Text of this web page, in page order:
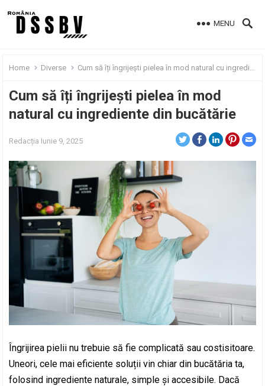
MENU
Home Diverse Cum să îți îngrijești pielea în mod natural cu ingrediente din bucătărie
Cum să îți îngrijești pielea în mod
natural cu ingrediente din bucătărie
Redacția Iunie 9, 2025
Îngrijirea pielii nu trebuie să fie complicată sau costisitoare.
Uneori, cele mai eficiente soluții vin chiar din bucătăria ta,
folosind ingrediente naturale, simple și accesibile. Dacă